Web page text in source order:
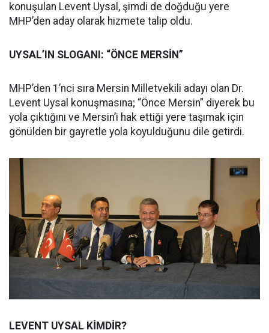
konuşulan Levent Uysal, şimdi de doğduğu yere
MHP’den aday olarak hizmete talip oldu.
UYSAL’IN SLOGANI: “ÖNCE MERSİN”
MHP’den 1’nci sıra Mersin Milletvekili adayı olan Dr.
Levent Uysal konuşmasına; “Önce Mersin” diyerek bu
yola çıktığını ve Mersin’i hak ettiği yere taşımak için
gönülden bir gayretle yola koyulduğunu dile getirdi.
LEVENT UYSAL KİMDİR?